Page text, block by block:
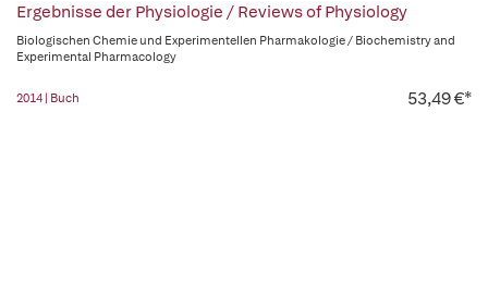
Ergebnisse der Physiologie / Reviews of Physiology
Biologischen Chemie und Experimentellen Pharmakologie / Biochemistry and
Experimental Pharmacology
2014 | Buch 53,49 €*